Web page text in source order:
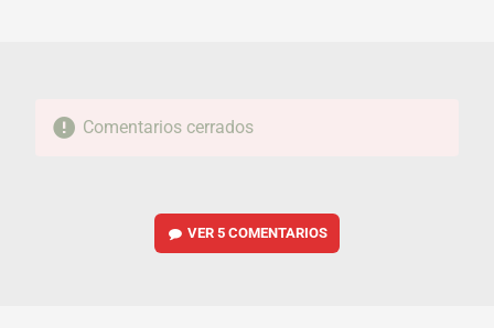
Comentarios cerrados
VER5 COMENTARIOS